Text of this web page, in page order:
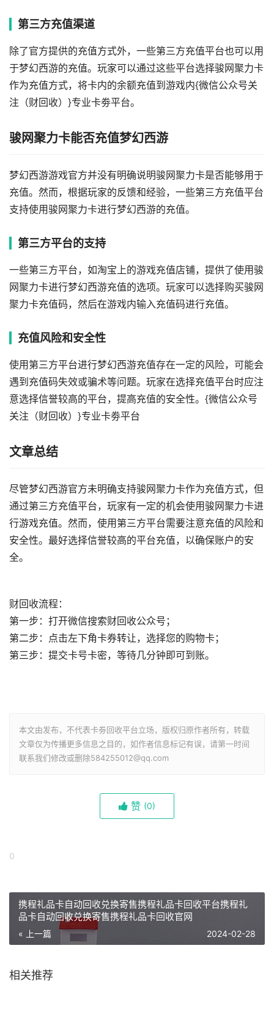
第三方充值渠道
除了官方提供的充值方式外，一些第三方充值平台也可以用
于梦幻西游的充值。玩家可以通过这些平台选择骏网聚力卡
作为充值方式，将卡内的余额充值到游戏内{微信公众号关
注（财回收）}专业卡劵平台。
骏网聚力卡能否充值梦幻西游
梦幻西游游戏官方并没有明确说明骏网聚力卡是否能够用于
充值。然而，根据玩家的反馈和经验，一些第三方充值平台
支持使用骏网聚力卡进行梦幻西游的充值。
第三方平台的支持
一些第三方平台，如淘宝上的游戏充值店铺，提供了使用骏
网聚力卡进行梦幻西游充值的选项。玩家可以选择购买骏网
聚力卡充值码，然后在游戏内输入充值码进行充值。
充值风险和安全性
使用第三方平台进行梦幻西游充值存在一定的风险，可能会
遇到充值码失效或骗术等问题。玩家在选择充值平台时应注
意选择信誉较高的平台，提高充值的安全性。{微信公众号
关注（财回收）}专业卡劵平台
文章总结
尽管梦幻西游官方未明确支持骏网聚力卡作为充值方式，但
通过第三方充值平台，玩家有一定的机会使用骏网聚力卡进
行游戏充值。然而，使用第三方平台需要注意充值的风险和
安全性。最好选择信誉较高的平台充值，以确保账户的安
全。
财回收流程：
第一步：打开微信搜索财回收公众号；
第二步：点击左下角卡券转让，选择您的购物卡；
第三步：提交卡号卡密，等待几分钟即可到账。
本文由发布，不代表卡劵回收平台立场，版权归原作者所有，转载
文章仅为传播更多信息之目的，如作者信息标记有误，请第一时间
联系我们修改或删除584255012@qq.com
赞 (0)
0
携程礼品卡自动回收兑换寄售携程礼品卡回收平台携程礼
品卡自动回收兑换寄售携程礼品卡回收官网
« 上一篇 2024-02-28
相关推荐